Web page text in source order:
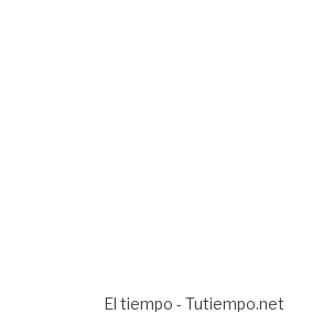
El tiempo - Tutiempo.net